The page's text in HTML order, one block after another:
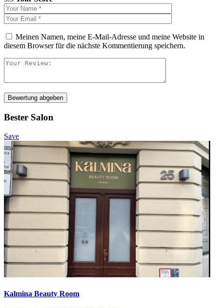
Meinen Namen, meine E-Mail-Adresse und meine Website in
diesem Browser für die nächste Kommentierung speichern.
Bewertung abgeben
Bester Salon
Save
Kalmina Beauty Room